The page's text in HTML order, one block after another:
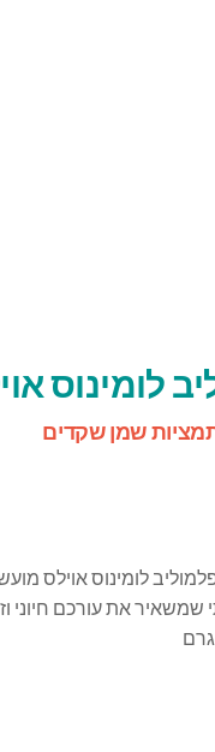
לומינוס
שמן שקדים
לומינוס אוילס
שמשאיר את עורכם חיוני